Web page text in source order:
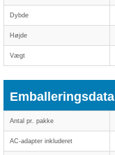
Dybde
Højde
Vægt
Emballeringsdata
Antal pr. pakke
AC-adapter inkluderet